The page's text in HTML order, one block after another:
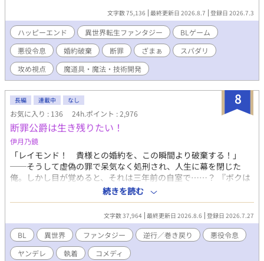
のエバンは悪役令息らしからぬ品行方正な人物だった。 しかし、
ゲームの強制力のなせる業なのか、エバンはシナリオ通りに社交
界を追われ行方不明になってしまう。 このままではいけない！ こ
れはエンディング後の世界を生きる成金モブが悪役令息を幸せに
するための物語。 8/10の完結まで予約投稿済です。
文字数 75,136 最終更新日 2026.8.7 登録日 2026.7.3
ハッピーエンド 異世界転生ファンタジー
BLゲーム
悪役令息
婚約破棄 断罪 ざまぁ
スパダリ
攻め視点
魔道具・魔法・技術開発
8
長編 連載中 なし
お気に入り : 136 24h.ポイント : 2,976
断罪公爵は生き残りたい！
伊月乃鏡
「レイモンド！ 貴様との婚約を、この瞬間より破棄する！」
──そうして虚偽の罪で呆気なく処刑され、人生に幕を閉じた
俺。しかし目が覚めると、それは三年前の自室で……？ 『ボクは
ラピス！ キミの人生を導く神使さ』 「なんて気味の悪いくらげ
だ」 三年契約の日雇い派遣でやってきた喋るくらげに導かれ、巻
き戻り生活が幕を開ける！ あとたった三年で、俺は生き残れるの
か！？ 生き残るために婚約者の王子──レオンを射止め、婚約
破棄と断罪フラグをへし折ろう！ 不思議なクラゲと共に頑張れレ
イモンド、頑張れ派遣！ 給料いくらなんだろう！
続きを読む
文字数 37,964 最終更新日 2026.8.6 登録日 2026.7.27
BL 異世界 ファンタジー 逆行／巻き戻り
悪役令息
ヤンデレ
執着 コメディ